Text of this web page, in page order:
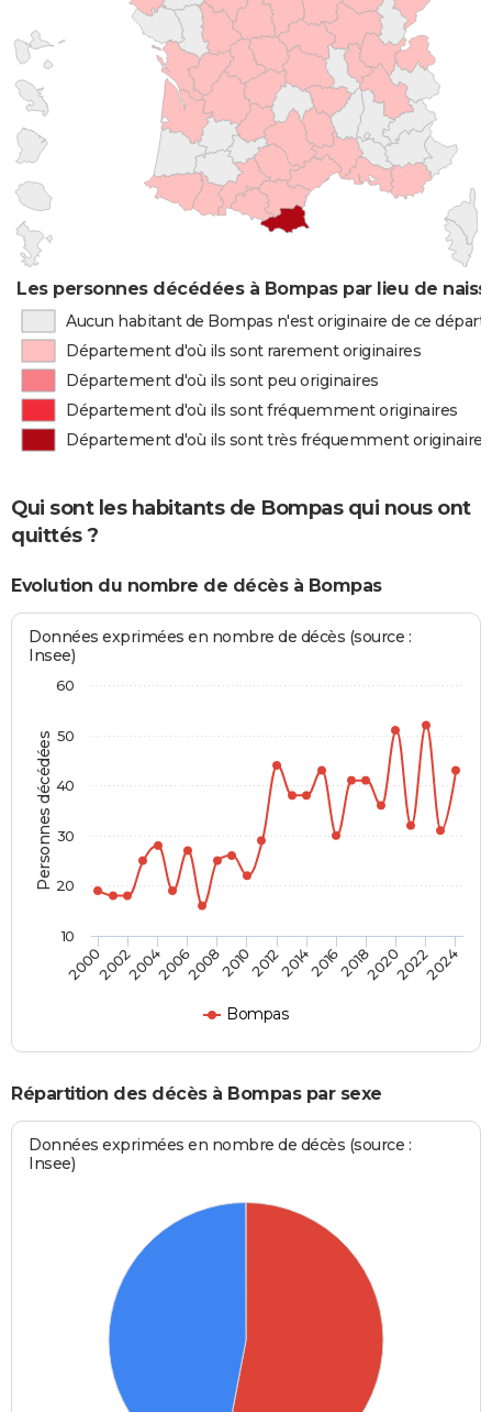
Les personnes décédées à Bompas par lieu de
Aucun habitant de Bompas n'est originaire de ce
Département d'où ils sont rarement originaires
Département d'où ils sont peu originaires
Département d'où ils sont fréquemment originaires
Département d'où ils sont très fréquemment originaires
Qui sont les habitants de Bompas qui nous ont
quittés ?
Evolution du nombre de décès à Bompas
Personnes décédées
Données exprimées en nombre de décès (source :
Insee)
Bompas
2000200220042006200820102012201420162018202020222024
10
20
30
40
50
60
Répartition des décès à Bompas par sexe
Données exprimées en nombre de décès (source :
Insee)